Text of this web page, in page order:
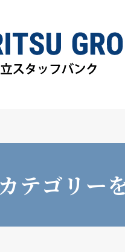
カテゴリー